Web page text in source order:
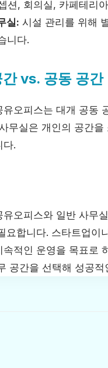
션, 회의실, 카페테리
실: 시설 관리를 위해
니다.
vs. 공동 공간
유오피스는 대개 공동
무실은 개인의 공간
다.
유오피스와 일반 사무
요합니다. 스타트업이
속적인 운영을 목표로
공간을 선택해 성공